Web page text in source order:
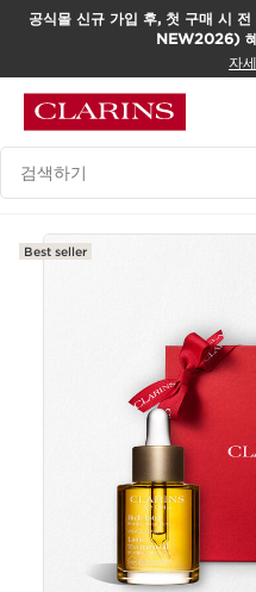
컨텐츠로 이동하기
공식몰 신규 가입 후, 첫 구매 시
NEW2026)
자
범례 검색하기
Best seller